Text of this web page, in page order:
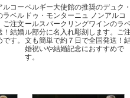
ルコー
ラベル
ご注文
！結婚
す。
ベルギー大使館の推奨のデュク・
ドゥ・モンターニュ ノンアルコ
ールスパークリングワインのラ
ル部分に名入れ彫刻します。ご注
文も簡単で約７日で全国発送！
婚祝いや結婚記念におすすめで
す。